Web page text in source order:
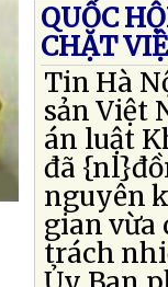
QUỐC
CHẶT
Tin Hà
sản Việt
án luật
đã
nguyên
gian vừa
trách